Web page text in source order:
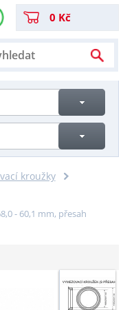
0 Kč
kroužky
- 60,1 mm, přesah